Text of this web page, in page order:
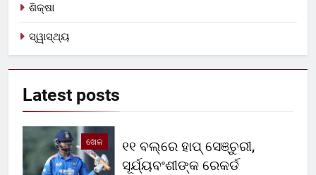
ଶିକ୍ଷା
ସ୍ୱାସ୍ଥ୍ୟ
Latest posts
ଖେଳ
୧୧ ବଲ୍‌ରେ ହାପ୍ ସେଞ୍ଚୁରୀ,
ସୂର୍ଯ୍ୟବଂଶୀଙ୍କ ରେକର୍ଡ